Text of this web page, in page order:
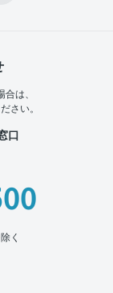
は、
さい。
口
く